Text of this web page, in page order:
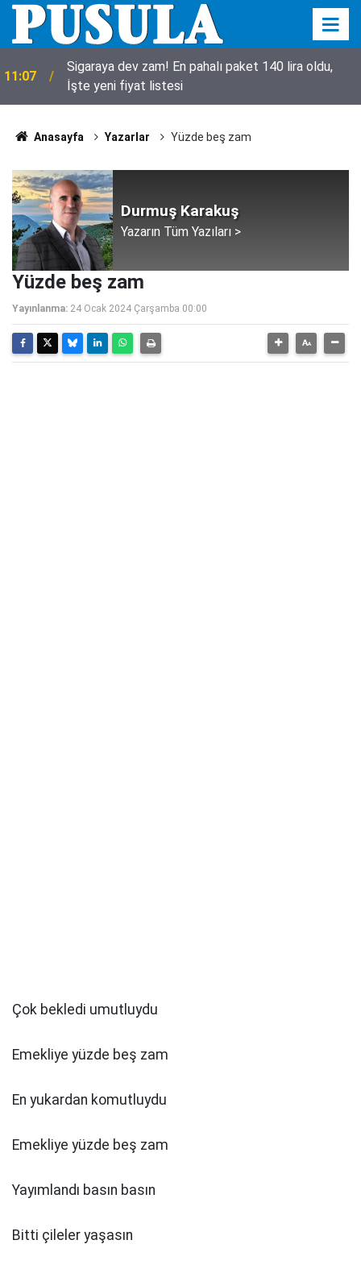
11:07
Sigaraya dev zam! En pahalı paket 140 lira oldu,
İşte yeni fiyat listesi
Anasayfa Yazarlar Yüzde beş zam
Durmuş Karakuş
Yazarın Tüm Yazıları >
Yüzde beş zam
Yayınlanma: 24 Ocak 2024 Çarşamba 00:00
Çok bekledi umutluydu
Emekliye yüzde beş zam
En yukardan komutluydu
Emekliye yüzde beş zam
Yayımlandı basın basın
Bitti çileler yaşasın